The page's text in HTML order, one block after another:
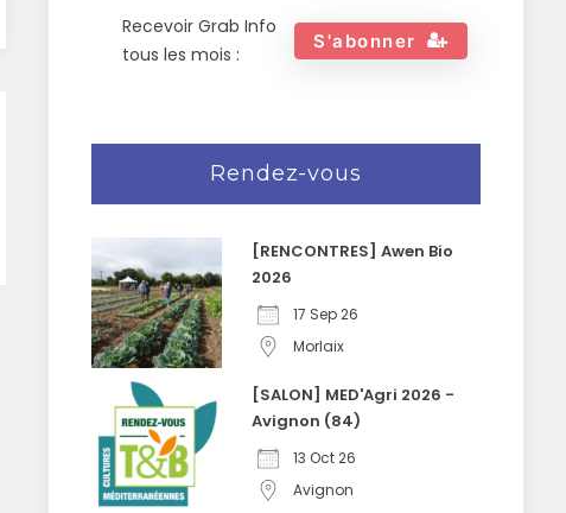
Recevoir Grab Info
tous les mois :
S'abonner
Rendez-vous
[RENCONTRES] Awen Bio
2026
17 Sep 26
Morlaix
[SALON] MED'Agri 2026 -
Avignon (84)
13 Oct 26
Avignon